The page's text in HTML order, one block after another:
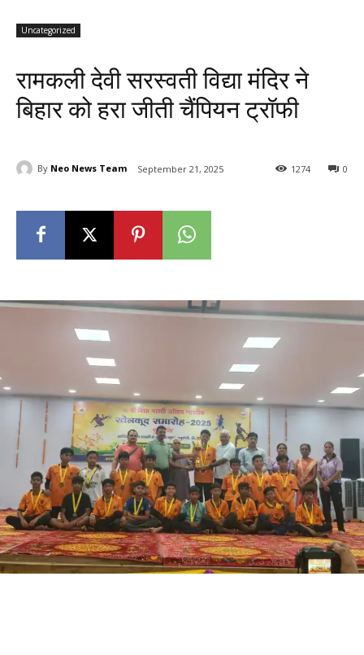
Uncategorized
रामकली देवी सरस्वती विद्या मंदिर ने
बिहार को हरा जीती चैंपियन ट्रॉफी
By Neo News Team September 21, 2025 0
1274